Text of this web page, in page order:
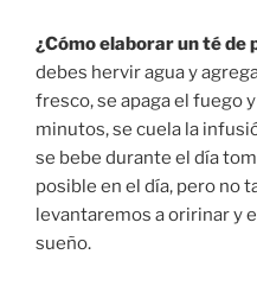
¿Cómo elaborar un té de
debes hervir agua y
fresco, se apaga el fuego
minutos, se cuela la
se bebe durante el día
posible en el día, pero no
levantaremos a oririnar y
sueño.